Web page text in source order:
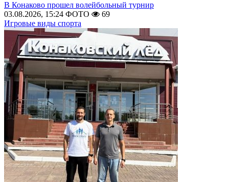
В Конаково прошел волейбольный турнир
03.08.2026, 15:24 ФОТО
69
Игровые виды спорта